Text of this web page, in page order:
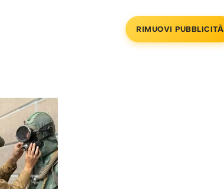
RIMUOVI PUBBLICITÀ